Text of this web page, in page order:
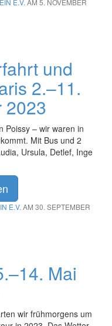
E.V. AM 5. NOVEMBER
und
2.–11.
2023
Poissy – wir waren in
Mit Bus und 2
Ursula, Detlef, Inge
E.V. AM 30. SEPTEMBER
Mai
wir frühmorgens um